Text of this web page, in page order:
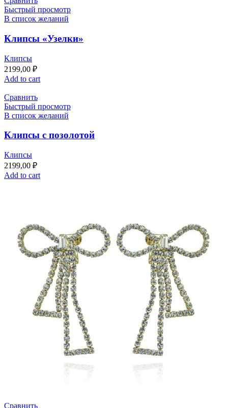
Быстрый просмотр
В список желаний
Клипсы «Узелки»
Клипсы
2199,00 ₽
Add to cart
Сравнить
Быстрый просмотр
В список желаний
Клипсы с позолотой
Клипсы
2199,00 ₽
Add to cart
Сравнить